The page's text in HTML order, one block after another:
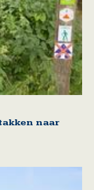
naar